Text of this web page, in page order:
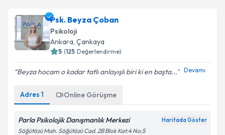
Psk. Beyza Çoban
Psikoloji
Ankara, Çankaya
5 (125 Değerlendirme)
Beyza hocam o kadar tatlı anlayışlı biri ki en başta... Devamı
Adres 1 Online Görüşme
Parla Psikolojik Danışmanlık Merkezi Haritada Göster
Söğütözü Mah. Söğütözü Cad. 2B Blok Kat:4 No:5